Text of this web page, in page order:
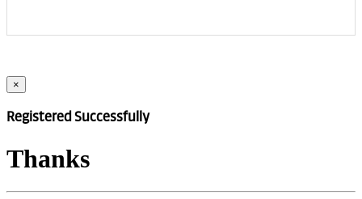
×
Registered Successfully
Thanks